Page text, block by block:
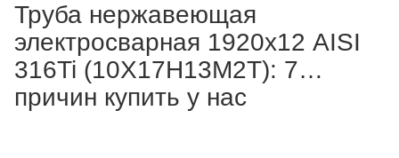
Труба нержавеющая
электросварная 1920х12 AISI
316Ti (10Х17Н13М2Т): 7
причин купить у нас